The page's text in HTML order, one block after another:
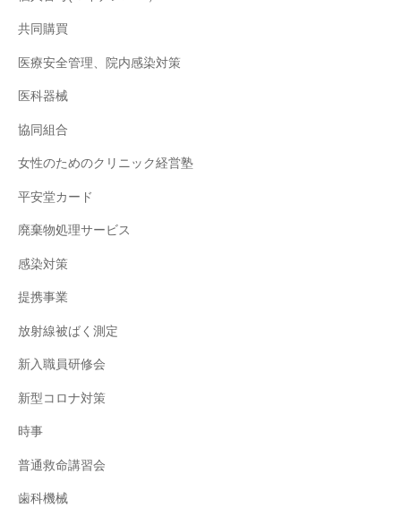
共同購買
医療安全管理、院内感染対策
医科器械
協同組合
女性のためのクリニック経営塾
平安堂カード
廃棄物処理サービス
感染対策
提携事業
放射線被ばく測定
新入職員研修会
新型コロナ対策
時事
普通救命講習会
歯科機械